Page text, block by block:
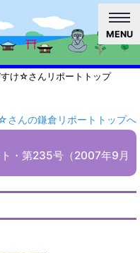
MENU
け☆さんリポートトップ
んの鎌倉リポートトップへ
・第235号（2007年9月